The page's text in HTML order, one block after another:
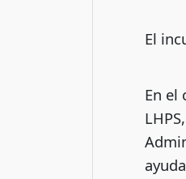
El
En el